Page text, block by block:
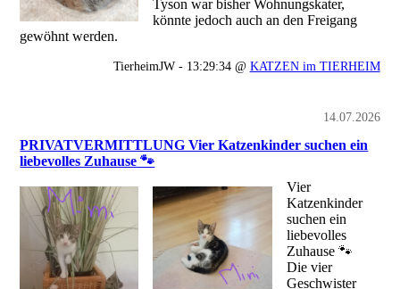
Tyson war bisher Wohnungskater,
könnte jedoch auch an den Freigang
gewöhnt werden.
TierheimJW - 13:29:34 @ KATZEN im TIERHEIM
14.07.2026
PRIVATVERMITTLUNG Vier Katzenkinder suchen ein
liebevolles Zuhause 🐾
Vier
Katzenkinder
suchen ein
liebevolles
Zuhause 🐾
Die vier
Geschwister